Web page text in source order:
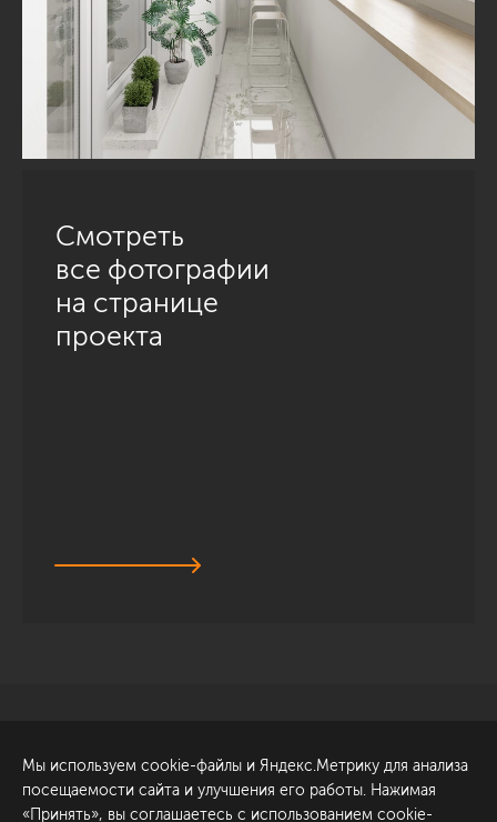
Смотреть
все фотографии
на странице
проекта
Обсудить проект
ул. Академика Павлова, 6
к1
Мы используем cookie-файлы и Яндекс.Метрику для анализа
посещаемости сайта и улучшения его работы. Нажимая
«Принять», вы соглашаетесь с использованием cookie-